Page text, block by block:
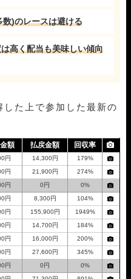
)のレースは避ける
高く配当も美味しい傾向
た上で参加した最新の
額 払戻金額 回収率
円 14,300円
179%
円 21,900円
274%
円 0円
0%
円 8,300円
104%
円 155,900円
1949%
円 14,700円
184%
円 16,000円
200%
円 27,600円
345%
円 0円
0%